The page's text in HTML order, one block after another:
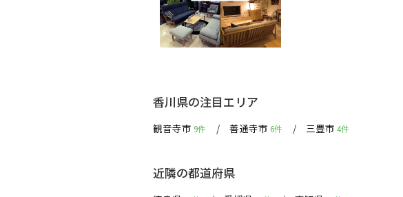
香川県の注目エリア
観音寺市 9件 善通寺市 6件 三豊市 4件
近隣の都道府県